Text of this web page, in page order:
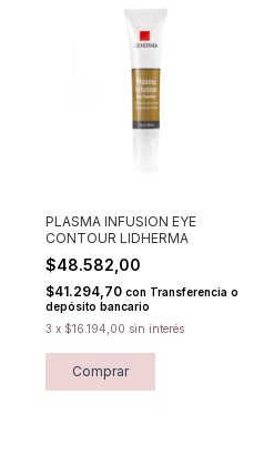
PLASMA INFUSION EYE
CONTOUR LIDHERMA
$48.582,00
$41.294,70 con Transferencia o
depósito bancario
3 x $16.194,00 sin interés
Comprar